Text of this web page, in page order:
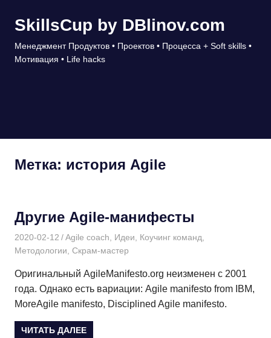
SkillsCup by DBlinov.com
Менеджмент Продуктов • Проектов • Процесса + Soft skills •
Мотивация • Life hacks
Метка: история Agile
Другие Agile-манифесты
2020-02-12 Дмитрий
Agile coach Идеи Коучинг команд
Методологии Скрам-мастер
Оригинальный AgileManifesto.org неизменен с 2001
года. Однако есть вариации: Agile manifesto from IBM,
MoreAgile manifesto, Disciplined Agile manifesto.
ЧИТАТЬ ДАЛЕЕ